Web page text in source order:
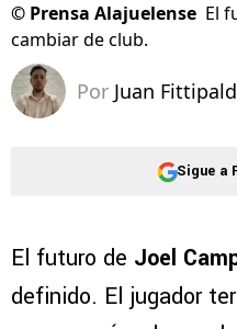
© Prensa Alajuelense El
cambiar de club.
Por Juan
Sigue a
El futuro de Joel
definido. El jugador